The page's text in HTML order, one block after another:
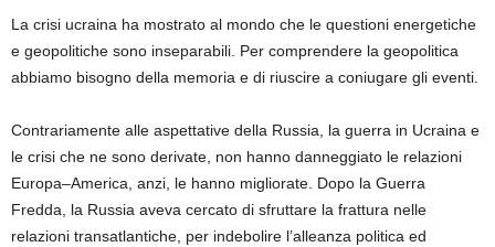
La crisi ucraina ha mostrato al mondo che le questioni energetiche
e geopolitiche sono inseparabili. Per comprendere la geopolitica
abbiamo bisogno della memoria e di riuscire a coniugare gli eventi.
Contrariamente alle aspettative della Russia, la guerra in Ucraina e
le crisi che ne sono derivate non hanno danneggiato le relazioni
Europa–America anzi, le hanno migliorate Dopo la Guerra
Fredda, la Russia aveva cercato di sfruttare la frattura nelle
relazioni transatlantiche per indebolire l’alleanza politica ed